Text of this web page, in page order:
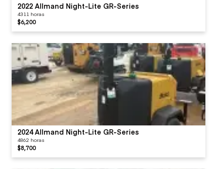
2022 Allmand Night-Lite GR-Series
4311 horas
$6,200
2024 Allmand Night-Lite GR-Series
4862 horas
$8,700